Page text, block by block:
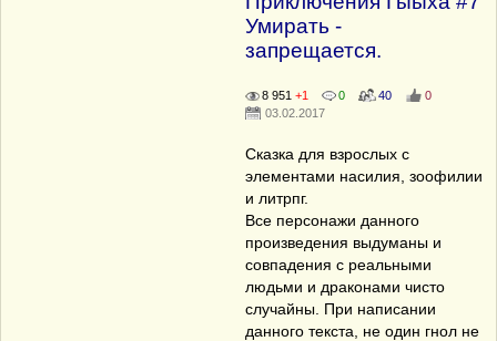
Умирать -
запрещается.
8 951 +1 0 40
0
03.02.2017
Сказка для взрослых с
элементами насилия, зоофилии
и литрпг.
Все персонажи данного
произведения выдуманы и
совпадения с реальными
людьми и драконами чисто
случайны. При написании
данного текста, не один гнол не